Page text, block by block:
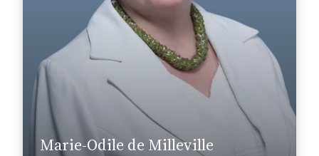
Marie-Odile de Milleville
+33 2 32 19 00 00
marie-odile.de-milleville@fidal.com
En savoir plus